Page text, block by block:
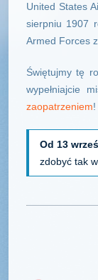
United States
sierpniu 1907
Armed Forces
Świętujmy tę
wypełniajcie
zaopatrzeniem!
Od 13
zdobyć tak